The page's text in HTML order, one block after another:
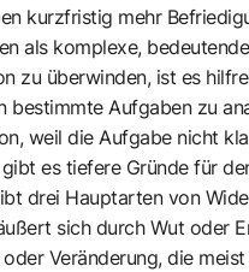
kurzfristig mehr
als komplexe,
zu überwinden, ist es
bestimmte Aufgaben zu
weil die Aufgabe nicht
es tiefere Gründe für
drei Hauptarten von
sich durch Wut oder
Veränderung, die